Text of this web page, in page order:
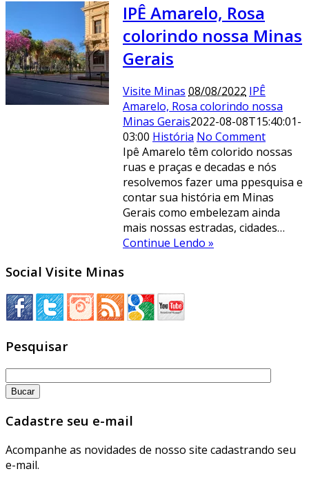
IPÊ Amarelo, Rosa
colorindo nossa Minas
Gerais
Visite Minas 08/08/2022 IPÊ
Amarelo, Rosa colorindo nossa
Minas Gerais2022-08-08T15:40:01-
03:00 História No Comment
Ipê Amarelo têm colorido nossas
ruas e praças e decadas e nós
resolvemos fazer uma ppesquisa e
contar sua história em Minas
Gerais como embelezam ainda
mais nossas estradas, cidades…
Continue Lendo »
Social Visite Minas
Pesquisar
Cadastre seu e-mail
Acompanhe as novidades de nosso site cadastrando seu
e-mail.